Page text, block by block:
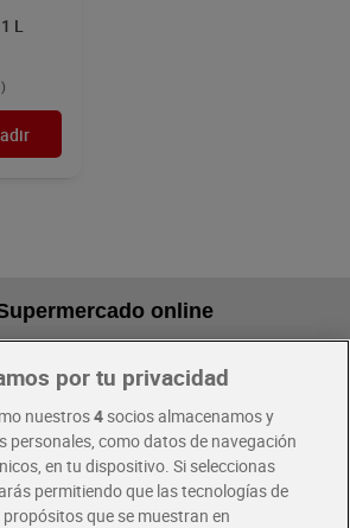
L
online
superiores a 100€
por tu privacidad
nuestros4socios almacenamos y
personales, como datos de navegación
en tu dispositivo. Si seleccionas
permitiendo que las tecnologías de
que se muestran en